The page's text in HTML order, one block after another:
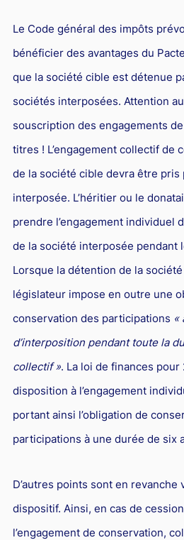
Le Code général des impôts
bénéficier des avantages du
que la société cible est détenue
sociétés interposées. Attention
souscription des engagements
titres ! L’engagement collectif de
de la société cible devra être pris
interposée. L’héritier ou le
prendre l’engagement individuel
de la société interposée pendant
Lorsque la détention de la
législateur impose en outre une
conservation des participations «
d’interposition pendant toute la
collectif ». La loi de finances pour
disposition à l’engagement
portant ainsi l’obligation de
participations à une durée de six
D’autres points sont en revanche
dispositif. Ainsi, en cas de
l’engagement de conservation,